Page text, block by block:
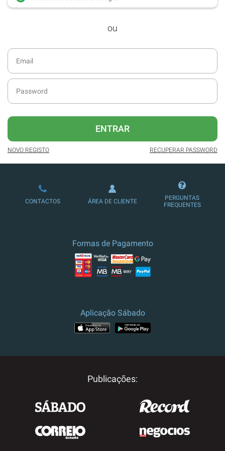
desde dezembro de 2016.
Acesso ao formato digital da SÁBADO
SÁBADO.
diário da atualidade.
publicidade reduzida e não invasiva
no site.
Possibilidade de ler e/ou ouvir artigos.
Ofertas e descontos em produtos,
serviços, eventos desportivos e
ou
ENTRAR
NOVO REGISTO RECUPERAR PASSWORD
CONTACTOS ÁREA DE CLIENTE
PERGUNTAS
FREQUENTES
Formas de Pagamento
Aplicação Sábado
Publicações: